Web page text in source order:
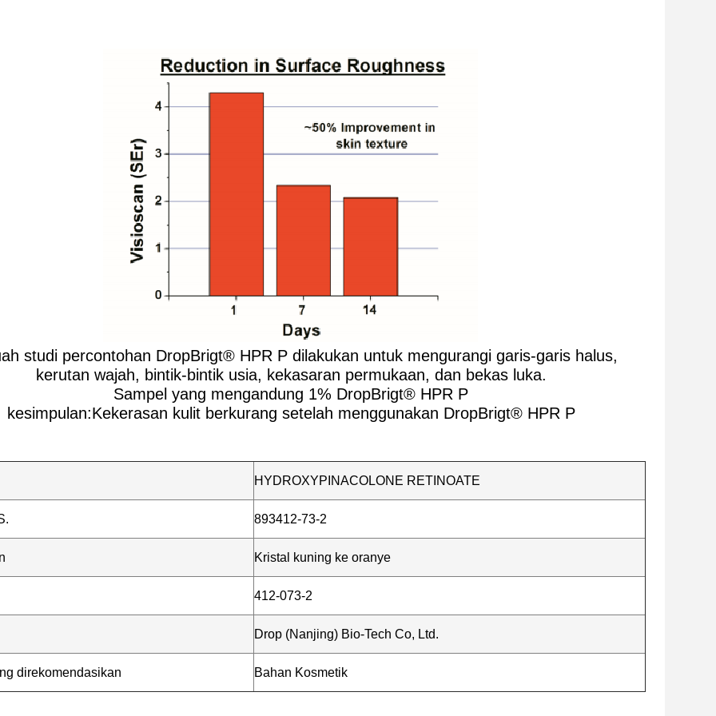
studi percontohan DropBrigt® HPR P dilakukan untuk mengurangi garis-garis halus,
kerutan wajah, bintik-bintik usia, kekasaran permukaan, dan bekas luka.
Sampel yang mengandung 1% DropBrigt® HPR P
kesimpulan:Kekerasan kulit berkurang setelah menggunakan DropBrigt® HPR P
HYDROXYPINACOLONE RETINOATE
893412-73-2
Kristal kuning ke oranye
412-073-2
Drop (Nanjing) Bio-Tech Co, Ltd.
direkomendasikan Bahan Kosmetik